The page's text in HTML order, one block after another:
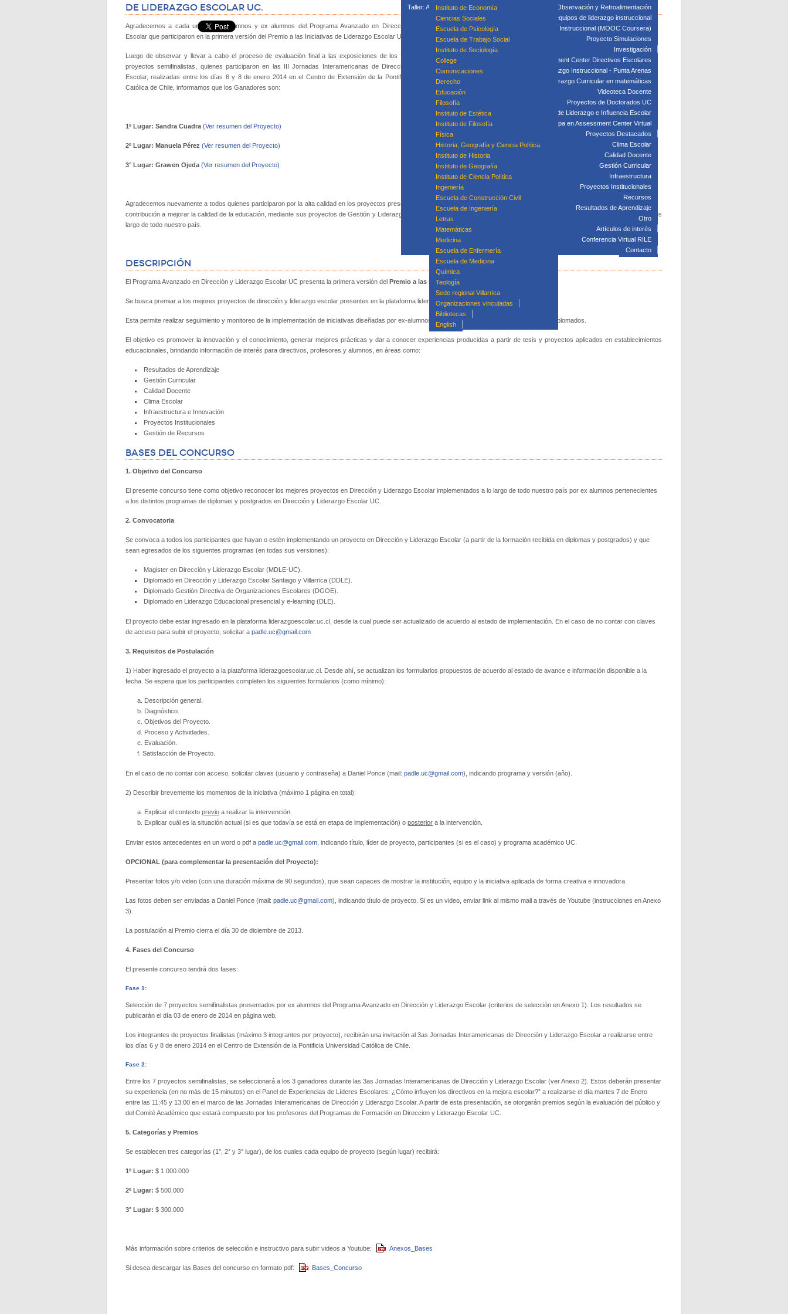
Instituto de Economía
Ciencias Sociales
Escuela de Psicología
Escuela de Trabajo Social
Instituto de Sociología
College
Comunicaciones
Derecho
Educación
Filosofía
Instituto de Estética
Instituto de Filosofía
Física
Historia, Geografía y Ciencia Política
Instituto de Historia
Instituto de Geografía
Instituto de Ciencia Política
Ingeniería
Escuela de Construcción Civil
Escuela de Ingeniería
Letras
Matemáticas
Medicina
Escuela de Enfermería
Escuela de Medicina
Química
Teología
Sede regional Villarrica
Organizaciones vinculadas
Bibliotecas
English
Taller: Acompañamiento Para la Mejora Pedagógica: Observación y Retroalimentación
Taller: Prácticas clave para equipos de liderazgo instruccional
Curso: Liderazgo Instruccional (MOOC Coursera)
Proyecto Simulaciones
Investigación
Assessment Center Directivos Escolares
Equipos de Liderazgo Instruccional - Punta Arenas
Liderazgo Curricular en matemáticas
Videoteca Docente
Proyectos de Doctorados UC
Laboratorio de Liderazgo e Influencia Escolar
Participa en Assessment Center Virtual
Proyectos Destacados
Clima Escolar
Calidad Docente
Gestión Curricular
Infraestructura
Proyectos Institucionales
Recursos
Resultados de Aprendizaje
Otro
Artículos de interés
Conferencia Virtual RILE
Contacto
de Liderazgo Escolar UC.
Agradecemos a cada uno de los alumnos y ex alumnos del Programa Avanzado en Dirección y Liderazgo
Escolar que participaron en la primera versión del Premio a las Iniciativas de Liderazgo Escolar UC.
Luego de observar y llevar a cabo el proceso de evaluación final a las exposiciones de los 7 líderes de los
proyectos semifinalistas, quienes participaron en las III Jornadas Interamericanas de Dirección y Liderazgo
Escolar, realizadas entre los días 6 y 8 de enero 2014 en el Centro de Extensión de la Pontificia Universidad
Católica de Chile, informamos que los Ganadores son:
1º Lugar: Sandra Cuadra (Ver resumen del Proyecto)
2º Lugar: Manuela Pérez (Ver resumen del Proyecto)
3° Lugar: Grawen Ojeda (Ver resumen del Proyecto)
Agradecemos nuevamente a todos quienes participaron por la alta calidad en los proyectos presentados y por la
contribución a mejorar la calidad de la educación, mediante sus proyectos de Gestión y Liderazgo escolar, que se han implementado en cada uno de sus establecimientos educativos a los
largo de todo nuestro país.
Descripción
El Programa Avanzado en Dirección y Liderazgo Escolar UC presenta la primera versión del Premio a las Iniciativas de Liderazgo Escolar (PILE).
Se busca premiar a los mejores proyectos de dirección y liderazgo escolar presentes en la plataforma liderazgoescolar.uc.cl.
Esta permite realizar seguimiento y monitoreo de la implementación de iniciativas diseñadas por ex-alumnos de los distintos programas de Magíster y Diplomados.
El objetivo es promover la innovación y el conocimiento, generar mejores prácticas y dar a conocer experiencias producidas a partir de tesis y proyectos aplicados en establecimientos
educacionales, brindando información de interés para directivos, profesores y alumnos, en áreas como:
Resultados de Aprendizaje
Gestión Curricular
Calidad Docente
Clima Escolar
Infraestructura e Innovación
Proyectos Institucionales
Gestión de Recursos
Bases del Concurso
1. Objetivo del Concurso
El presente concurso tiene como objetivo reconocer los mejores proyectos en Dirección y Liderazgo Escolar implementados a lo largo de todo nuestro país por ex alumnos pertenecientes
a los distintos programas de diplomas y postgrados en Dirección y Liderazgo Escolar UC.
2. Convocatoria
Se convoca a todos los participantes que hayan o estén implementando un proyecto en Dirección y Liderazgo Escolar (a partir de la formación recibida en diplomas y postgrados) y que
sean egresados de los siguientes programas (en todas sus versiones):
Magister en Dirección y Liderazgo Escolar (MDLE-UC).
Diplomado en Dirección y Liderazgo Escolar Santiago y Villarrica (DDLE).
Diplomado Gestión Directiva de Organizaciones Escolares (DGOE).
Diplomado en Liderazgo Educacional presencial y e-learning (DLE).
El proyecto debe estar ingresado en la plataforma liderazgoescolar.uc.cl, desde la cual puede ser actualizado de acuerdo al estado de implementación. En el caso de no contar con claves
de acceso para subir el proyecto, solicitar a padle.uc@gmail.com
3. Requisitos de Postulación
1) Haber ingresado el proyecto a la plataforma liderazgoescolar.uc.cl. Desde ahí, se actualizan los formularios propuestos de acuerdo al estado de avance e información disponible a la
fecha. Se espera que los participantes completen los siguientes formularios (como mínimo):
Descripción general.
Diagnóstico.
Objetivos del Proyecto.
Proceso y Actividades.
Evaluación.
Satisfacción de Proyecto.
En el caso de no contar con acceso, solicitar claves (usuario y contraseña) a Daniel Ponce (mail: padle.uc@gmail.com), indicando programa y versión (año).
2) Describir brevemente los momentos de la iniciativa (máximo 1 página en total):
Explicar el contexto previo a realizar la intervención.
Explicar cuál es la situación actual (si es que todavía se está en etapa de implementación) o posterior a la intervención.
Enviar estos antecedentes en un word o pdf a padle.uc@gmail.com , indicando título, líder de proyecto, participantes (si es el caso) y programa académico UC.
OPCIONAL (para complementar la presentación del Proyecto):
Presentar fotos y/o video (con una duración máxima de 90 segundos), que sean capaces de mostrar la institución, equipo y la iniciativa aplicada de forma creativa e innovadora.
Las fotos deben ser enviadas a Daniel Ponce (mail: padle.uc@gmail.com), indicando título de proyecto. Si es un video, enviar link al mismo mail a través de Youtube (instrucciones en Anexo
3).
La postulación al Premio cierra el día 30 de diciembre de 2013.
4. Fases del Concurso
El presente concurso tendrá dos fases:
Fase 1:
Selección de 7 proyectos semifinalistas presentados por ex alumnos del Programa Avanzado en Dirección y Liderazgo Escolar (criterios de selección en Anexo 1). Los resultados se
publicarán el día 03 de enero de 2014 en página web.
Los integrantes de proyectos finalistas (máximo 3 integrantes por proyecto), recibirán una invitación al 3as Jornadas Interamericanas de Dirección y Liderazgo Escolar a realizarse entre
los días 6 y 8 de enero 2014 en el Centro de Extensión de la Pontificia Universidad Católica de Chile.
Fase 2:
Entre los 7 proyectos semifinalistas, se seleccionará a los 3 ganadores durante las 3as Jornadas Interamericanas de Dirección y Liderazgo Escolar (ver Anexo 2). Estos deberán presentar
su experiencia (en no más de 15 minutos) en el Panel de Experiencias de Líderes Escolares: ¿Cómo influyen los directivos en la mejora escolar?” a realizarse el día martes 7 de Enero
entre las 11:45 y 13:00 en el marco de las Jornadas Interamericanas de Dirección y Liderazgo Escolar. A partir de esta presentación, se otorgarán premios según la evaluación del público y
del Comité Académico que estará compuesto por los profesores del Programas de Formación en Direccion y Liderazgo Escolar UC.
5. Categorías y Premios
Se establecen tres categorías (1°, 2° y 3° lugar), de los cuales cada equipo de proyecto (según lugar) recibirá:
1º Lugar: $ 1.000.000
2º Lugar: $ 500.000
3° Lugar: $ 300.000
Más información sobre criterios de selección e instructivo para subir videos a Youtube: Anexos_Bases
Si desea descargar las Bases del concurso en formato pdf: Bases_Concurso